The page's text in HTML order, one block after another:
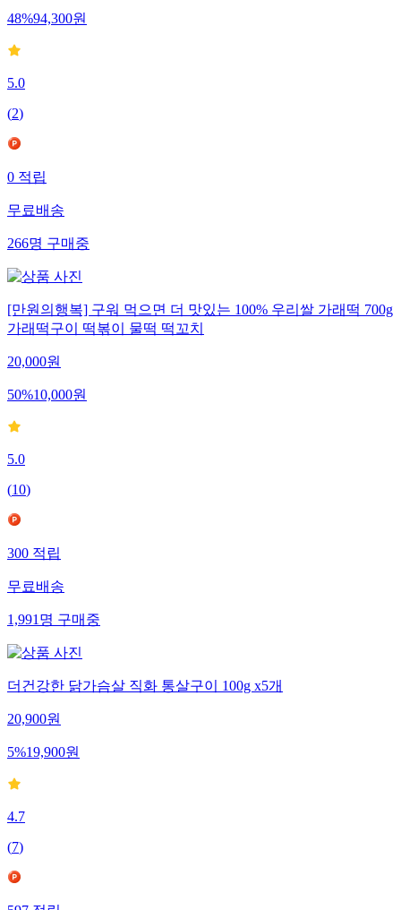
48%94,300원
5.0
(2)
0적립
무료배송
266명구매중
[만원의행복] 구워 먹으면 더 맛있는 100% 우리쌀 가래떡 700g
가래떡구이 떡볶이 물떡 떡꼬치
20,000원
50%10,000원
5.0
(10)
300적립
무료배송
1,991명구매중
더건강한 닭가슴살 직화 통살구이 100g x5개
20,900원
5%19,900원
4.7
(7)